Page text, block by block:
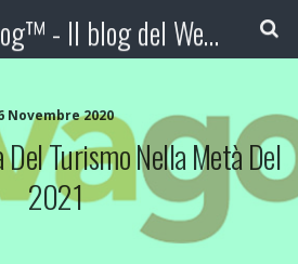
Booking Blog™ - Il blog del Web Marketing Turistico
Novembre 2020
Turismo Nella Metà Del
2021